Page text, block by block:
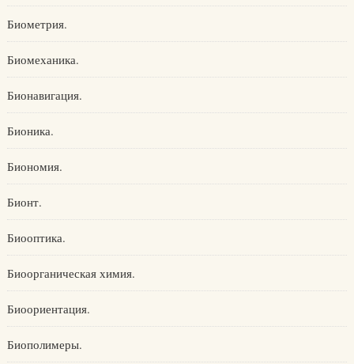
Биометрия.
Биомеханика.
Бионавигация.
Бионика.
Биономия.
Бионт.
Биооптика.
Биоорганическая химия.
Биоориентация.
Биополимеры.